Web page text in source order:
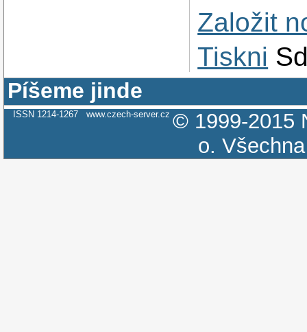
Založit
Tiskni
Píšeme jinde
ISSN 1214-1267 www.czech-server.cz © 1999-2015
o.